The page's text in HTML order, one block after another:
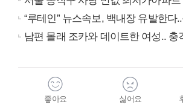
“루테인” 뉴스속보, 백내장 유발한다
남편 몰래 조카와 데이트한 여성.. 충
좋아요
싫어요